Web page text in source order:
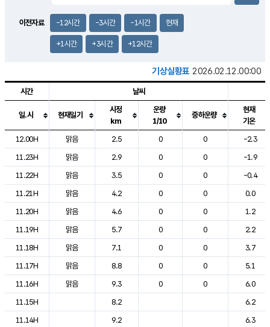
이전자료 -12시간 -3시간 -1시간 현재
+1시간 +3시간 +12시간
기상실황표 2026.02.12.00:00
도시별 기상실황표로 지점, 날씨, 기온, 강수, 바람, 기압등을 안내한 표입
시간 날씨
일.시 현재일기
시정
km
운량
1/10
중하운량
현재
기온
12.00H
맑음 2.5 0 0
-2.3
11.23H
맑음 2.9 0 0
-1.9
11.22H
맑음 3.5 0 0
-0.4
11.21H
맑음 4.2 0 0
0.0
11.20H
맑음 4.6 0 0
1.2
11.19H
맑음 5.7 0 0
2.2
11.18H
맑음 7.1 0 0
3.7
11.17H
맑음 8.8 0 0
5.1
11.16H
맑음 9.3 0 0
6.0
11.15H
8.2
6.2
11.14H
9.2
6.3